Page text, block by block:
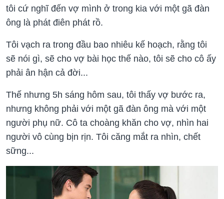
tôi cứ nghĩ đến vợ mình ở trong kia với một gã đàn
ông là phát điên phát rồ.
Tôi vạch ra trong đầu bao nhiêu kế hoạch, rằng tôi
sẽ nói gì, sẽ cho vợ bài học thế nào, tôi sẽ cho cô ấy
phải ân hận cả đời...
Thế nhưng 5h sáng hôm sau, tôi thấy vợ bước ra,
nhưng không phải với một gã đàn ông mà với một
người phụ nữ. Cô ta choàng khăn cho vợ, nhìn hai
người vô cùng bịn rịn. Tôi căng mắt ra nhìn, chết
sững...